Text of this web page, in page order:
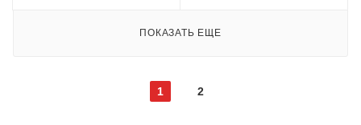
ПОКАЗАТЬ ЕЩЕ
1 2